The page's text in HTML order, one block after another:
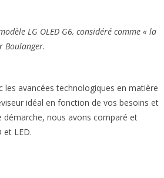
LG OLED G6, considéré comme « la
Boulanger.
les avancées technologiques en matière
idéal en fonction de vos besoins et
nous avons comparé et
et LED.